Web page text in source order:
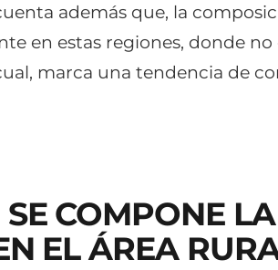
además que, la
en estas regiones, donde no
cual, marca una tendencia de
COMPONE
EL ÁREA